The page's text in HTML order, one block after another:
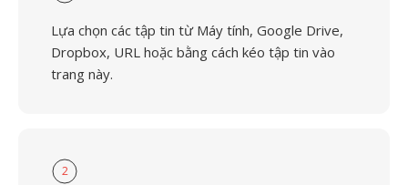
Lựa chọn các tập tin từ Máy tính, Google Drive,
Dropbox, URL hoặc bằng cách kéo tập tin vào
trang này.
2